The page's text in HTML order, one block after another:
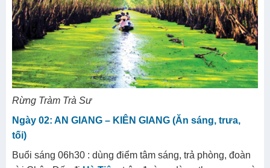
hoặc dạo quanh thị xã.